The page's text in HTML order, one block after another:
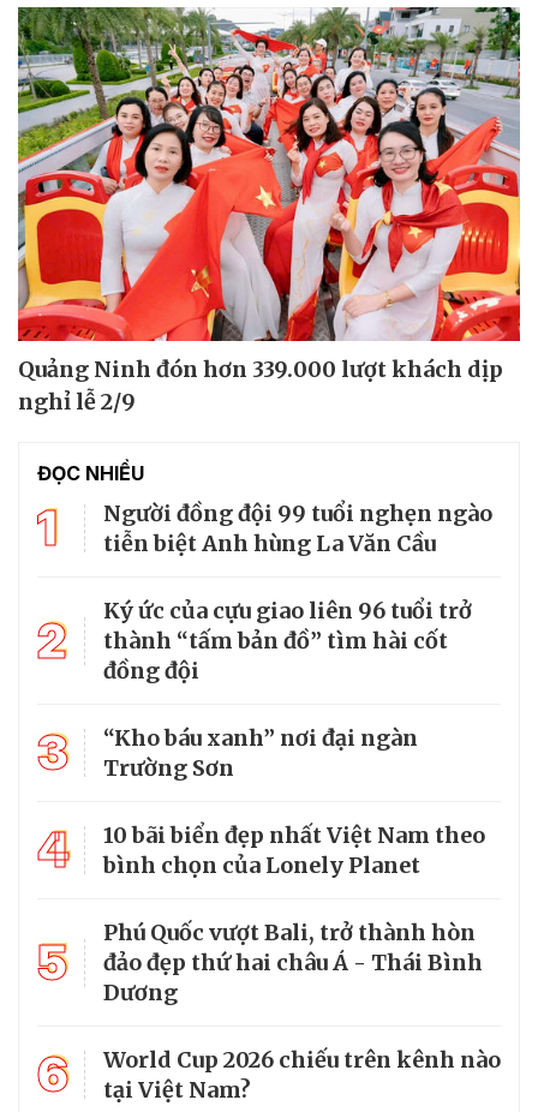
Quảng Ninh đón hơn 339.000 lượt khách dịp
nghỉ lễ 2/9
ĐỌC NHIỀU
1
Người đồng đội 99 tuổi nghẹn ngào
tiễn biệt Anh hùng La Văn Cầu
2
Ký ức của cựu giao liên 96 tuổi trở
thành “tấm bản đồ” tìm hài cốt
đồng đội
3
“Kho báu xanh” nơi đại ngàn
Trường Sơn
4
10 bãi biển đẹp nhất Việt Nam theo
bình chọn của Lonely Planet
5
Phú Quốc vượt Bali, trở thành hòn
đảo đẹp thứ hai châu Á - Thái Bình
Dương
6
World Cup 2026 chiếu trên kênh nào
tại Việt Nam?